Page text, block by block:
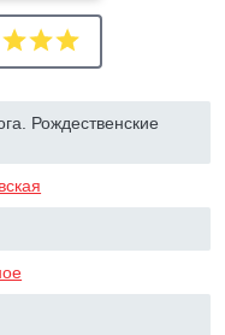
Рождественские